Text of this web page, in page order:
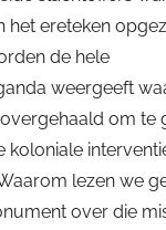
het ereteken
de hele
weergeeft
om te
koloniale
lezen we
over die